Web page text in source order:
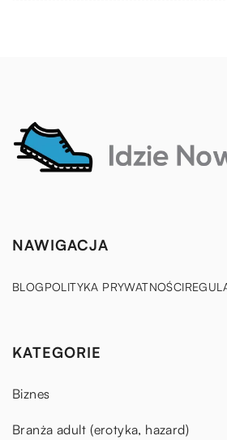
NAWIGACJA
BLOGPOLITYKA PRYWATNOŚCI
KATEGORIE
Biznes
Branża adult (erotyka, hazard)